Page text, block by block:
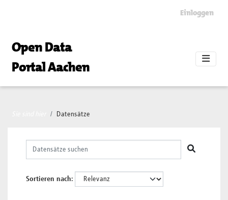
Einloggen
Open Data
Portal Aachen
Datensätze
Sortieren nach